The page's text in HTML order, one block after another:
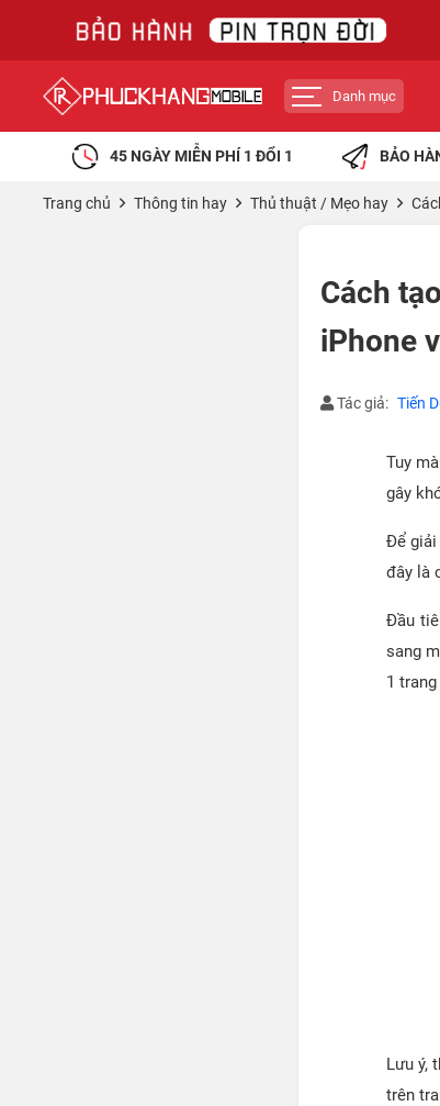
Danh mục
45 NGÀY MIỄN PHÍ 1 ĐỔI 1 BẢO
Trang chủ Thông tin hay Thủ thuật / Mẹo hay
Cách
iPhone
Tác giả: Tiến
Tuy
gây
Để giải
đây là
Đầu
sang
1
Lưu ý,
trên